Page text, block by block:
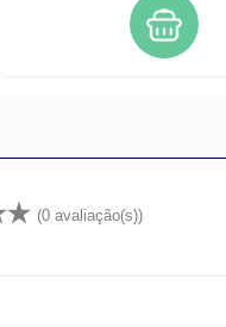
(0 avaliação(s))